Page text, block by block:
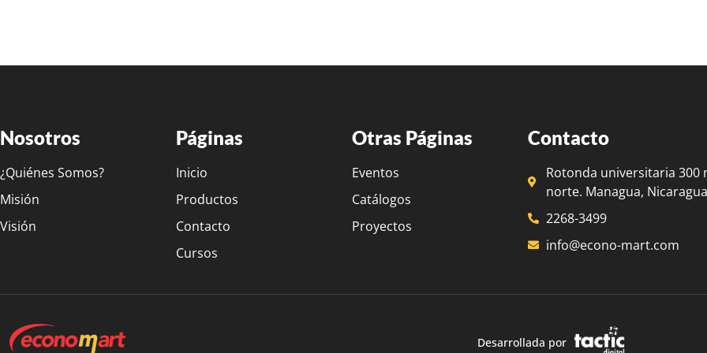
Nosotros
¿Quiénes Somos?
Misión
Visión
Páginas
Inicio
Productos
Contacto
Cursos
Otras Páginas
Eventos
Catálogos
Proyectos
Contacto
Rotonda universitaria 300
norte. Managua,
2268-3499
info@econo-mart.com
Desarrollada por